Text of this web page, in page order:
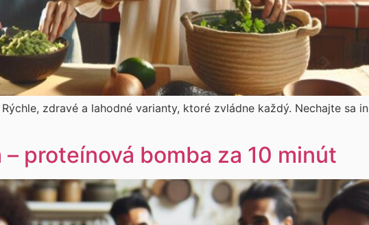
zdravé a lahodné varianty, ktoré zvládne každý. Nechajte sa
proteínová bomba za 10 minút